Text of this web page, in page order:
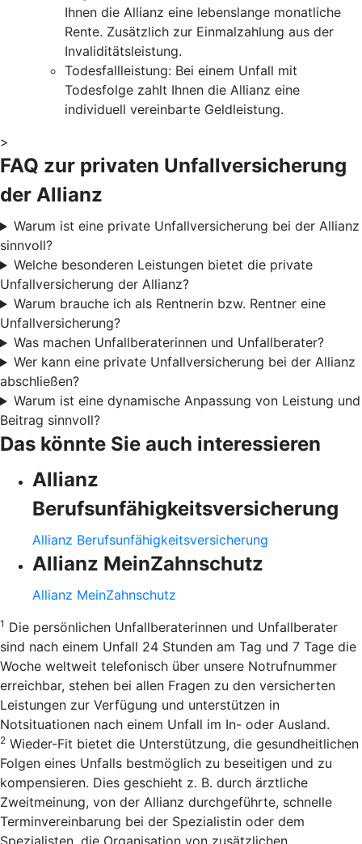
Ihnen die Allianz eine lebenslange monatliche
Rente. Zusätzlich zur Einmalzahlung aus der
Invaliditätsleistung.
Todesfallleistung: Bei einem Unfall mit
Todesfolge zahlt Ihnen die Allianz eine
individuell vereinbarte Geldleistung.
>
FAQ zur privaten Unfallversicherung
der Allianz
Warum ist eine private Unfallversicherung bei der Allianz
sinnvoll?
Welche besonderen Leistungen bietet die private
Unfallversicherung der Allianz?
Warum brauche ich als Rentnerin bzw. Rentner eine
Unfallversicherung?
Was machen Unfallberaterinnen und Unfallberater?
Wer kann eine private Unfallversicherung bei der Allianz
abschließen?
Warum ist eine dynamische Anpassung von Leistung und
Beitrag sinnvoll?
Das könnte Sie auch interessieren
Allianz
Berufsunfähigkeitsversicherung
Allianz Berufsunfähigkeitsversicherung
Allianz MeinZahnschutz
Allianz MeinZahnschutz
1 Die persönlichen Unfallberaterinnen und Unfallberater
sind nach einem Unfall 24 Stunden am Tag und 7 Tage die
Woche weltweit telefonisch über unsere Notrufnummer
erreichbar, stehen bei allen Fragen zu den versicherten
Leistungen zur Verfügung und unterstützen in
Notsituationen nach einem Unfall im In- oder Ausland.
2 Wieder-Fit bietet die Unterstützung, die gesundheitlichen
Folgen eines Unfalls bestmöglich zu beseitigen und zu
kompensieren. Dies geschieht z. B. durch ärztliche
Zweitmeinung, von der Allianz durchgeführte, schnelle
Terminvereinbarung bei der Spezialistin oder dem